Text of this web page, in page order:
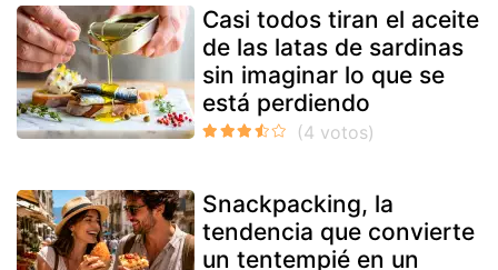
Casi todos tiran el aceite
de las latas de sardinas
sin imaginar lo que se
está perdiendo
Snackpacking, la
tendencia que convierte
un tentempié en un